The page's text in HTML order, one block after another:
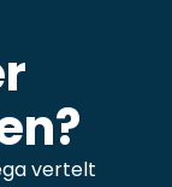
vertelt